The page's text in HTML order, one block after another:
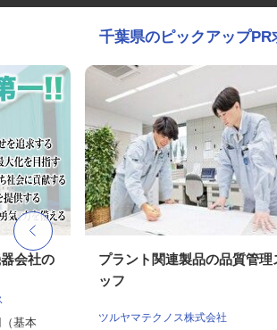
千葉県のピックアップPR
会社の
基本
プラント関連製品の品質管理
ッフ
ツルヤマテクノス株式会社